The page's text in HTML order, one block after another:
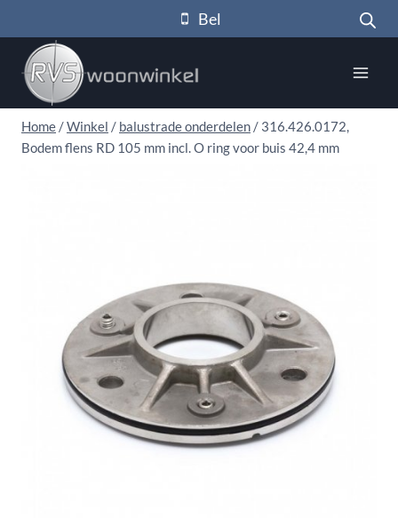
naar
inhoud
Bel
Home /Winkel / balustrade onderdelen / 316.426.0172,
Bodem flens RD 105 mm incl. O ring voor buis 42,4 mm